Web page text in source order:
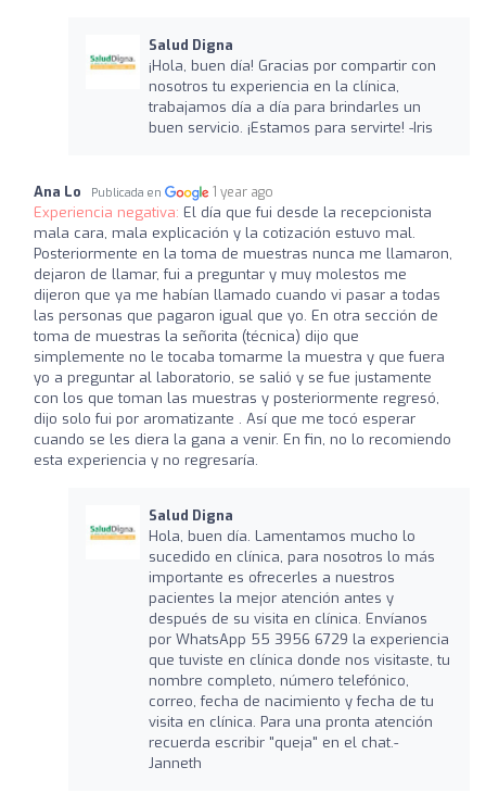
Salud Digna
¡Hola, buen día! Gracias por compartir con
nosotros tu experiencia en la clínica,
trabajamos día a día para brindarles un
buen servicio. ¡Estamos para servirte! -Iris
Ana Lo Publicada en 1 year ago
Experiencia negativa: El día que fui desde la recepcionista
mala cara, mala explicación y la cotización estuvo mal.
Posteriormente en la toma de muestras nunca me llamaron,
dejaron de llamar, fui a preguntar y muy molestos me
dijeron que ya me habían llamado cuando vi pasar a todas
las personas que pagaron igual que yo. En otra sección de
toma de muestras la señorita (técnica) dijo que
simplemente no le tocaba tomarme la muestra y que fuera
yo a preguntar al laboratorio, se salió y se fue justamente
con los que toman las muestras y posteriormente regresó,
dijo solo fui por aromatizante . Así que me tocó esperar
cuando se les diera la gana a venir. En fin, no lo recomiendo
esta experiencia y no regresaría.
Salud Digna
Hola, buen día. Lamentamos mucho lo
sucedido en clínica, para nosotros lo más
importante es ofrecerles a nuestros
pacientes la mejor atención antes y
después de su visita en clínica. Envíanos
por WhatsApp 55 3956 6729 la experiencia
que tuviste en clínica donde nos visitaste, tu
nombre completo, número telefónico,
correo, fecha de nacimiento y fecha de tu
visita en clínica. Para una pronta atención
recuerda escribir "queja" en el chat.-
Janneth